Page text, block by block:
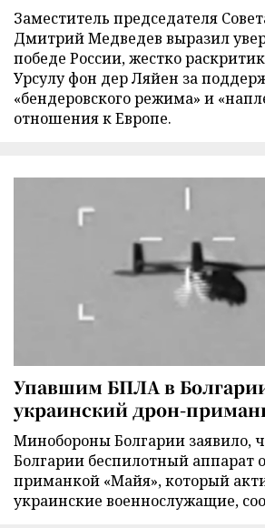
Заместитель председателя
Дмитрий Медведев выразил
победе России, жестко
Урсулу фон дер Ляйен за
«бендеровского режима» и
отношения к Европе.
Упавшим БПЛА в
украинский дрон-
Минобороны Болгарии заявило,
Болгарии беспилотный аппарат
приманкой «Майя», который
украинские военнослужащие,